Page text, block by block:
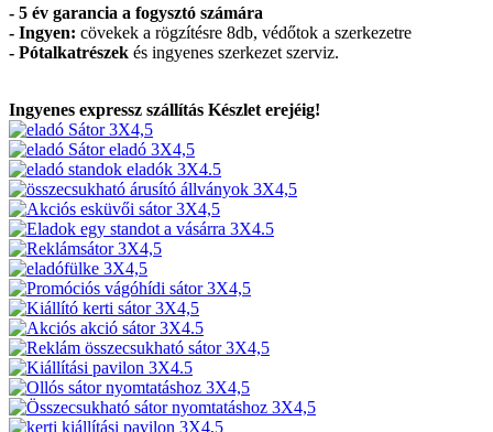
- 5 év garancia a fogysztó számára
- Ingyen: cövekek a rögzítésre 8db, védőtok a szerkezetre
- Pótalkatrészek és ingyenes szerkezet szerviz.
Ingyenes expressz szállítás Készlet erejéig!